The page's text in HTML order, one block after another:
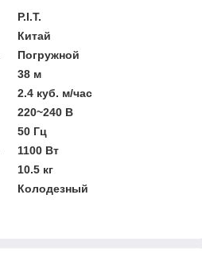
P.I.T.
Китай
Погружной
38 м
2.4 куб. м/час
220~240 В
50 Гц
1100 Вт
10.5 кг
Колодезный